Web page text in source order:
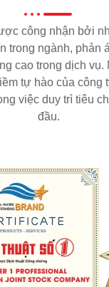
công nhận bởi
trong ngành, phản
cao trong dịch vụ.
tự hào của công
việc duy trì tiêu
đầu.